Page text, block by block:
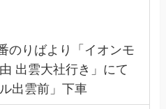
のりばより「イオンモ
出雲大社行き」にて
出雲前」下車